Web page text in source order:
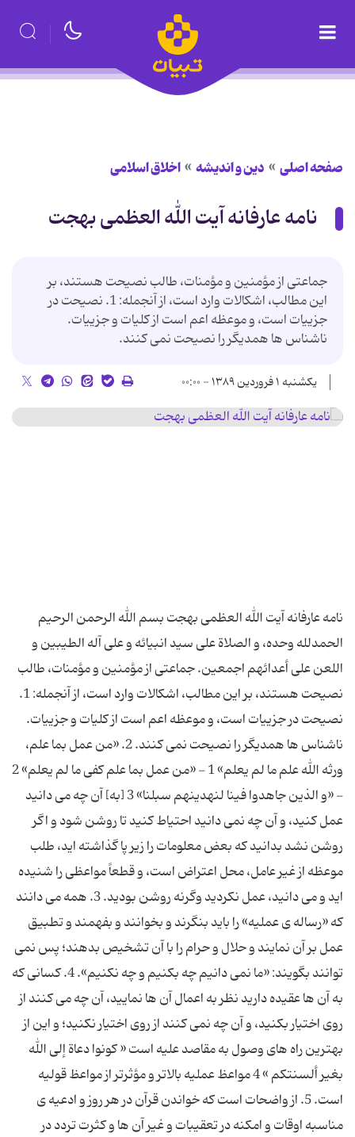
صفحه اصلی دین و اندیشه اخلاق اسلامی
نامه عارفانه آیت الله العظمی بهجت
جماعتی از مؤمنین و مؤمنات، طالب نصیحت هستند، بر
این مطالب، اشکالات وارد است، از آنجمله: 1. نصیحت در
جزییات است، و موعظه اعم است از کلیات و جزییات.
ناشناس ها همدیگر را نصیحت نمی کنند.
یکشنبه ۱ فروردین ۱۳۸۹ - ۰۰:۰۰
نامه عارفانه آیت الله العظمی بهجت بسم الله الرحمن الرحیم
الحمدلله وحده، و الصلاة علی سید انبیائه و علی آله الطیبین و
اللعن علی أعدائهم اجمعین. جماعتی از مؤمنین و مؤمنات، طالب
نصیحت هستند، بر این مطالب، اشکالات وارد است، از آنجمله: 1.
نصیحت در جزییات است، و موعظه اعم است از کلیات و جزییات.
ناشناس ها همدیگر را نصیحت نمی کنند. 2. «من عمل بما علم،
ورثه الله علم ما لم یعلم» 1 - «من عمل بما علم کفی ما لم یعلم» 2
- «و الذین جاهدوا فینا لنهدینهم سبلنا» 3 [به] آن چه می دانید
عمل کنید، و آن چه نمی دانید احتیاط کنید تا روشن شود و اگر
روشن نشد بدانید که بعض معلومات را زیر پا گذاشته اید، طلب
موعظه از غیر عامل، محل اعتراض است، و قطعاً مواعظی را شنیده
اید و می دانید، عمل نکردید وگرنه روشن بودید. 3. همه می دانند
که «رساله ی عملیه» را باید بنگرند و بخوانند و بفهمند و تطبیق
عمل بر آن نمایند و حلال و حرام را با آن تشخیص بدهند؛ پس نمی
توانند بگویند: «ما نمی دانیم چه بکنیم و چه نکنیم». 4. کسانی که
به آن ها عقیده دارید نظر به اعمال آن ها نمایید، آن چه می کنند از
روی اختیار بکنید، و آن چه نمی کنند از روی اختیار نکنید؛ و این از
بهترین راه های وصول به مقاصد علیه است « کونوا دعاة إلی الله
بغیر ألسنتکم » 4 مواعظ عملیه بالاتر و مؤثرتر از مواعظ قولیه
است. 5. از واضحات است که خواندن قرآن در هر روز و ادعیه ی
مناسبه اوقات و امکنه در تعقیبات و غیر آن ها و کثرت تردد در